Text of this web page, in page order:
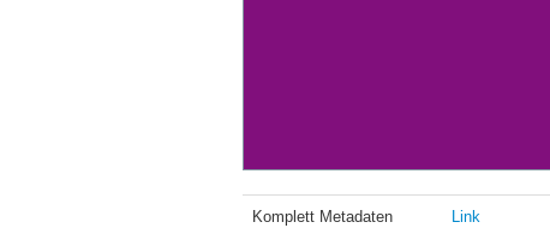
Komplett Metadaten Link